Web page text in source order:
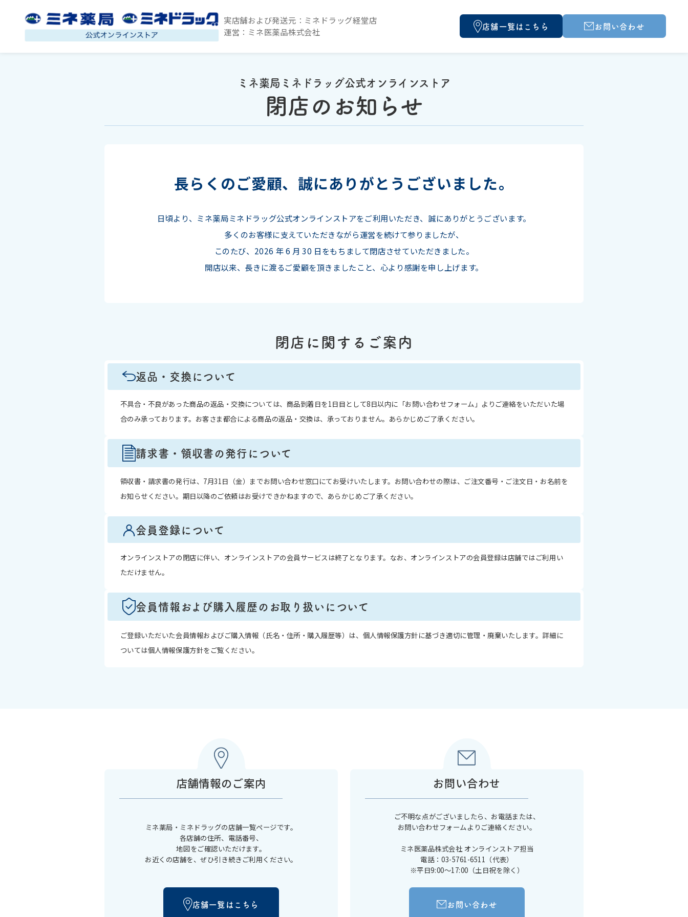
実店舗および発送元：ミネドラッグ経堂店
運営：ミネ医薬品株式会社
店舗一覧はこちら お問い合わせ
ミネ薬局ミネドラッグ公式オンラインストア
閉店のお知らせ
長らくのご愛顧、 誠にありがとうございました。
日頃より、ミネ薬局ミネドラッグ公式オンラインストアをご利用いただき、誠にありがとうございます。
多くのお客様に支えていただきながら運営を続けて参りましたが、
このたび、2026 年 6 月 30 日をもちまして閉店させていただきました。
開店以来、長きに渡るご愛顧を頂きましたこと、心より感謝を申し上げます。
閉店に関するご案内
返品・交換について
不具合・不良があった商品の返品・交換については、商品到着日を1日目として8日以内に「お問い合わせフォーム」よりご連絡をいただいた場
合のみ承っております。お客さま都合による商品の返品・交換は、承っておりません。あらかじめご了承ください。
請求書・領収書の発行について
領収書・請求書の発行は、7月31日（金）までお問い合わせ窓口にてお受けいたします。お問い合わせの際は、ご注文番号・ご注文日・お名前を
お知らせください。期日以降のご依頼はお受けできかねますので、あらかじめご了承ください。
会員登録について
オンラインストアの閉店に伴い、オンラインストアの会員サービスは終了となります。なお、オンラインストアの会員登録は店舗ではご利用い
ただけません。
会員情報および購入履歴の お取り扱いについて
ご登録いただいた会員情報およびご購入情報（氏名・住所・購入履歴等）は、個人情報保護方針に基づき適切に管理・廃棄いたします。詳細に
ついては個人情報保護方針をご覧ください。
店舗情報のご案内
ミネ薬局・ミネドラッグの店舗一覧ページです。
各店舗の住所、電話番号、
地図をご確認いただけます。
お近くの店舗を、ぜひ引き続きご利用ください。
店舗一覧はこちら
お問い合わせ
ご不明な点がございましたら、お電話または、
お問い合わせフォームよりご連絡ください。
ミネ医薬品株式会社 オンラインストア担当
電話：03-5761-6511（代表）
※平日9:00～17:00（土日祝を除く）
お問い合わせ